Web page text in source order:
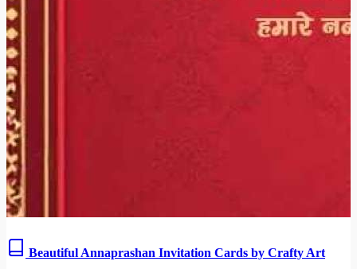
Beautiful Annaprashan Invitation Cards by Crafty Art